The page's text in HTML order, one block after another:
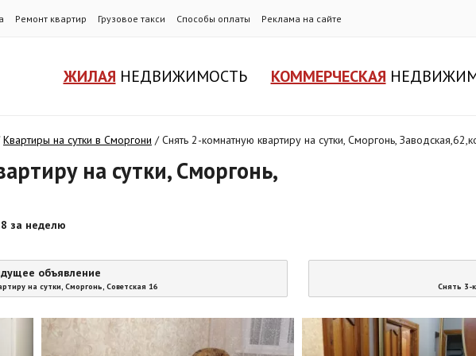
Ремонт квартир Грузовое такси Способы оплаты Реклама на сайте
ЖИЛАЯ НЕДВИЖИМОСТЬ КОММЕРЧЕСКАЯ
Квартиры на сутки в Сморгони /Снять 2-комнатную квартиру на сутки, Сморгонь,
на сутки, Сморгонь,
за неделю
объявление
на сутки, Сморгонь, Советская 16 Снять 3-